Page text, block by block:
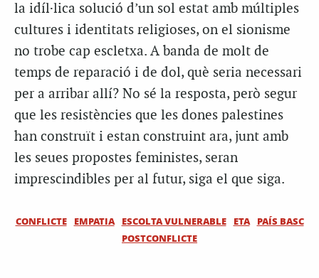
la idíl·lica solució d’un sol estat amb múltiples
cultures i identitats religioses, on el sionisme
no trobe cap escletxa. A banda de molt de
temps de reparació i de dol, què seria necessari
per a arribar allí? No sé la resposta, però segur
que les resistències que les dones palestines
han construït i estan construint ara, junt amb
les seues propostes feministes, seran
imprescindibles per al futur, siga el que siga.
CONFLICTE EMPATIA ESCOLTA VULNERABLE ETA
PAÍS BASC
POSTCONFLICTE